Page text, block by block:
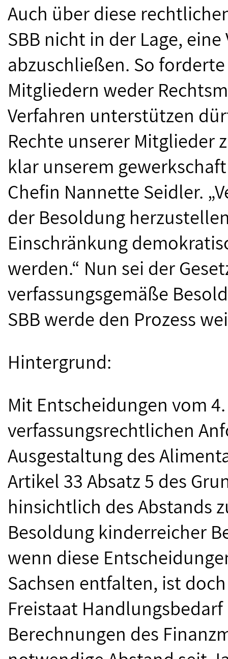
Auch über diese
SBB nicht in der Lage,
abzuschließen. So
Mitgliedern weder
Verfahren unterstützen
Rechte unserer Mitglieder
klar unserem
Chefin Nannette Seidler.
der Besoldung
Einschränkung
werden.“ Nun sei der
verfassungsgemäße
SBB werde den Prozess
Hintergrund:
Mit Entscheidungen vom
verfassungsrechtlichen
Ausgestaltung des
Artikel 33 Absatz 5 des
hinsichtlich des Abstands
Besoldung kinderreicher
wenn diese
Sachsen entfalten, ist
Freistaat
Berechnungen des